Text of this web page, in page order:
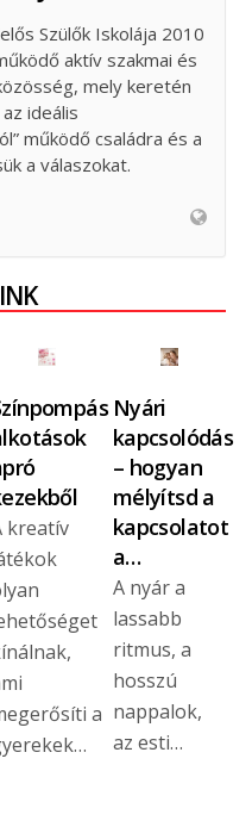
Szülők Iskolája 2010
aktív szakmai és
mely keretén
ideális
működő családra és a
a válaszokat.
kreatív
a
Nyári
kapcsolódás
– hogyan
mélyítsd a
kapcsolatot
a…
A nyár a
lassabb
ritmus, a
hosszú
nappalok,
az esti…